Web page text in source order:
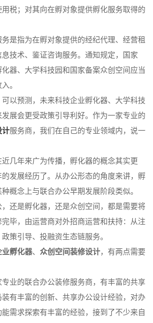
税；对其向在孵对象提供孵化服务取得的
是指为在孵对象提供的经纪代理、经营租
技术、鉴证咨询服务。通知规定，国家
器、大学科技园和国家备案众创空间应当
。
以预测，未来科技企业孵化器、大学科技
发展会更受政策引导利好。作为一家专业的
计服务商，我们在自己的专业领域内，说一
几年来广为传播，孵化器的概念其实更
发展经历了。从办公形态的角度来讲，孵
概念上与联合办公早期发展阶段类似。
还是孵化器，还是众创空间，都是需要将
毕，由运营商对外招商运营和扶持：从注
策引导、投融资生态链服务。
业孵化器、众创空间装修设计，有两点需要
业的联合办公装修服务商，有丰富的共享
有丰富的创新、共享办公设计经验，对办
需求探索有丰富的经验，接到了不少来自